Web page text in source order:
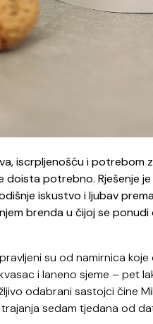
iscrpljenošću i potrebom
potrebno. Rješenje
iskustvo i ljubav
brenda u čijoj se
su od namirnica
i laneno sjeme – pet
odabrani sastojci čine
sedam tjedana od